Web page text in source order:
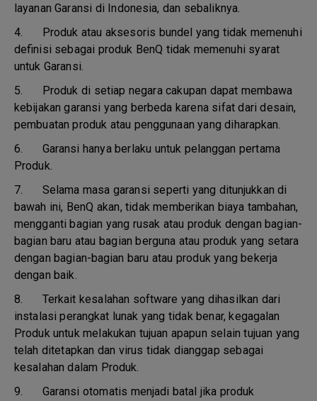
layanan Garansi di Indonesia, dan sebaliknya.
4. Produk atau aksesoris bundel yang tidak memenuhi
definisi sebagai produk BenQ tidak memenuhi syarat
untuk Garansi.
5. Produk di setiap negara cakupan dapat membawa
kebijakan garansi yang berbeda karena sifat dari desain,
pembuatan produk atau penggunaan yang diharapkan.
6. Garansi hanya berlaku untuk pelanggan pertama
Produk.
7. Selama masa garansi seperti yang ditunjukkan di
bawah ini, BenQ akan, tidak memberikan biaya tambahan,
mengganti bagian yang rusak atau produk dengan bagian-
bagian baru atau bagian berguna atau produk yang setara
dengan bagian-bagian baru atau produk yang bekerja
dengan baik.
8. Terkait kesalahan software yang dihasilkan dari
instalasi perangkat lunak yang tidak benar, kegagalan
Produk untuk melakukan tujuan apapun selain tujuan yang
telah ditetapkan dan virus tidak dianggap sebagai
kesalahan dalam Produk.
9. Garansi otomatis menjadi batal jika produk